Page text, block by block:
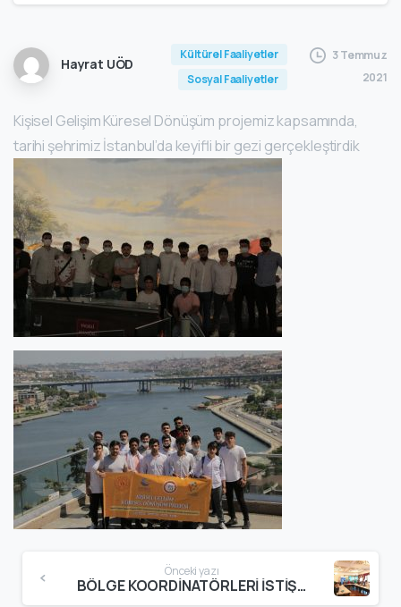
Hayrat UÖD
Kültürel Faaliyetler
Sosyal Faaliyetler
3 Temmuz
2021
Kişisel Gelişim Küresel Dönüşüm projemiz kapsamında,
tarihi şehrimiz İstanbul’da keyifli bir gezi gerçekleştirdik
Reading
Önceki yazı
BÖLGE KOORDİNATÖRLERİ İSTİŞARE TOPLANTISI GERÇEKLEŞTİRİLDİ